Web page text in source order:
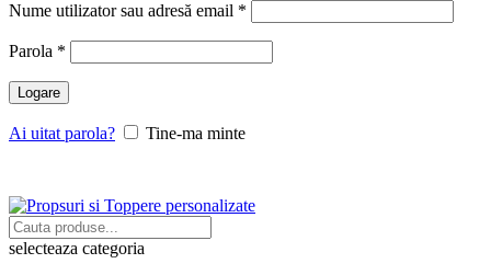
Nume utilizator sau adresă email *
Parola *
Logare
Ai uitat parola? Tine-ma minte
selecteaza categoria